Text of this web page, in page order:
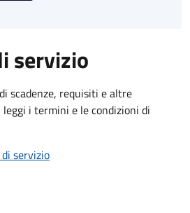
servizio
scadenze, requisiti e altre
i termini e le condizioni di
servizio